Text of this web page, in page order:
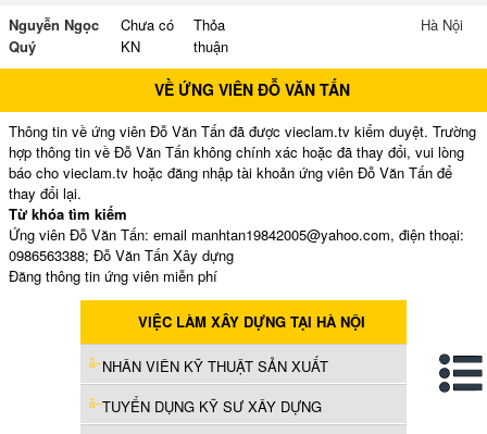
Nguyễn Ngọc
Quý
Chưa có
KN
Thỏa
thuận
Hà Nội
VỀ ỨNG VIÊN ĐỖ VĂN TẤN
Thông tin về ứng viên Đỗ Văn Tấn đã được vieclam.tv kiểm duyệt. Trường
hợp thông tin về Đỗ Văn Tấn không chính xác hoặc đã thay đổi, vui lòng
báo cho vieclam.tv hoặc đăng nhập tài khoản ứng viên Đỗ Văn Tấn để
thay đổi lại.
Từ khóa tìm kiếm
Ứng viên Đỗ Văn Tấn: email manhtan19842005@yahoo.com, điện thoại:
0986563388; Đỗ Văn Tấn Xây dựng
Đăng thông tin ứng viên miễn phí
VIỆC LÀM XÂY DỰNG TẠI HÀ NỘI
NHÂN VIÊN KỸ THUẬT SẢN XUẤT
TUYỂN DỤNG KỸ SƯ XÂY DỰNG